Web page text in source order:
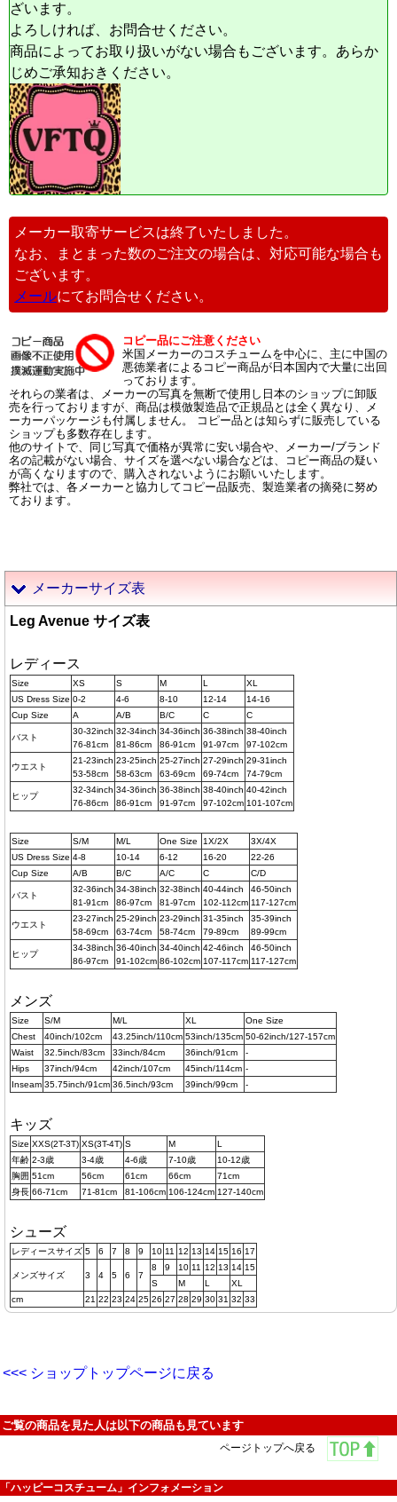
ざいます。
よろしければ、お問合せください。
商品によってお取り扱いがない場合もございます。あらか
じめご承知おきください。
メーカー取寄サービスは終了いたしました。
なお、まとまった数のご注文の場合は、対応可能な場合も
ございます。
メールにてお問合せください。
コピー品にご注意ください
米国メーカーのコスチュームを中心に、主に中国の
悪徳業者によるコピー商品が日本国内で大量に出回
っております。
それらの業者は、メーカーの写真を無断で使用し日本のショップに卸販
売を行っておりますが、商品は模倣製造品で正規品とは全く異なり、メ
ーカーパッケージも付属しません。 コピー品とは知らずに販売している
ショップも多数存在します。
他のサイトで、同じ写真で価格が異常に安い場合や、メーカー/ブランド
名の記載がない場合、サイズを選べない場合などは、コピー商品の疑い
が高くなりますので、購入されないようにお願いいたします。
弊社では、各メーカーと協力してコピー品販売、製造業者の摘発に努め
ております。
メーカーサイズ表
Leg Avenue サイズ表
レディース
Size XS S M L
XL
US Dress Size 0-2 4-6 8-10 12-14
14-16
Cup Size
A A/B B/C C C
バスト
30-32inch
76-81cm
32-34inch
81-86cm
34-36inch
86-91cm
36-38inch
91-97cm
38-40inch
97-102cm
ウエスト
21-23inch
53-58cm
23-25inch
58-63cm
25-27inch
63-69cm
27-29inch
69-74cm
29-31inch
74-79cm
ヒップ
32-34inch
76-86cm
34-36inch
86-91cm
36-38inch
91-97cm
38-40inch
97-102cm
40-42inch
101-107cm
Size S/M M/L One Size 1X/2X
3X/4X
US Dress Size 4-8 10-14 6-12 16-20
22-26
Cup Size
A/B B/C A/C C C/D
バスト
32-36inch
81-91cm
34-38inch
86-97cm
32-38inch
81-97cm
40-44inch
102-112cm
46-50inch
117-127cm
ウエスト
23-27inch
58-69cm
25-29inch
63-74cm
23-29inch
58-74cm
31-35inch
79-89cm
35-39inch
89-99cm
ヒップ
34-38inch
86-97cm
36-40inch
91-102cm
34-40inch
86-102cm
42-46inch
107-117cm
46-50inch
117-127cm
メンズ
Size S/M M/L XL
One Size
Chest
40inch/102cm 43.25inch/110cm 53inch/135cm 50-62inch/127-157cm
Waist
32.5inch/83cm 33inch/84cm 36inch/91cm
-
Hips
37inch/94cm 42inch/107cm 45inch/114cm -
Inseam 35.75inch/91cm 36.5inch/93cm 39inch/99cm -
キッズ
Size XXS(2T-3T) XS(3T-4T) S M
L
年齢 2-3歳 3-4歳 4-6歳 7-10歳
10-12歳
胸囲 51cm 56cm 61cm 66cm
71cm
身長 66-71cm 71-81cm 81-106cm 106-124cm 127-140cm
シューズ
レディースサイズ 5 6 7 8 9 10 11 12 13 14 15 16 17
メンズサイズ 3 4 5 6 7
8 9 10 11 12 13 14 15
S
M L
XL
cm
21 22 23 24 25 26 27 28 29 30 31 32 33
<<< ショップトップページに戻る
ご覧の商品を見た人は以下の商品も見ています
ページトップへ戻る
「ハッピーコスチューム」インフォメーション